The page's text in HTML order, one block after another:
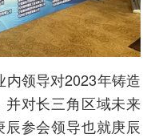
领导对2023年铸造
对长三角区域未来
参会领导也就庚辰